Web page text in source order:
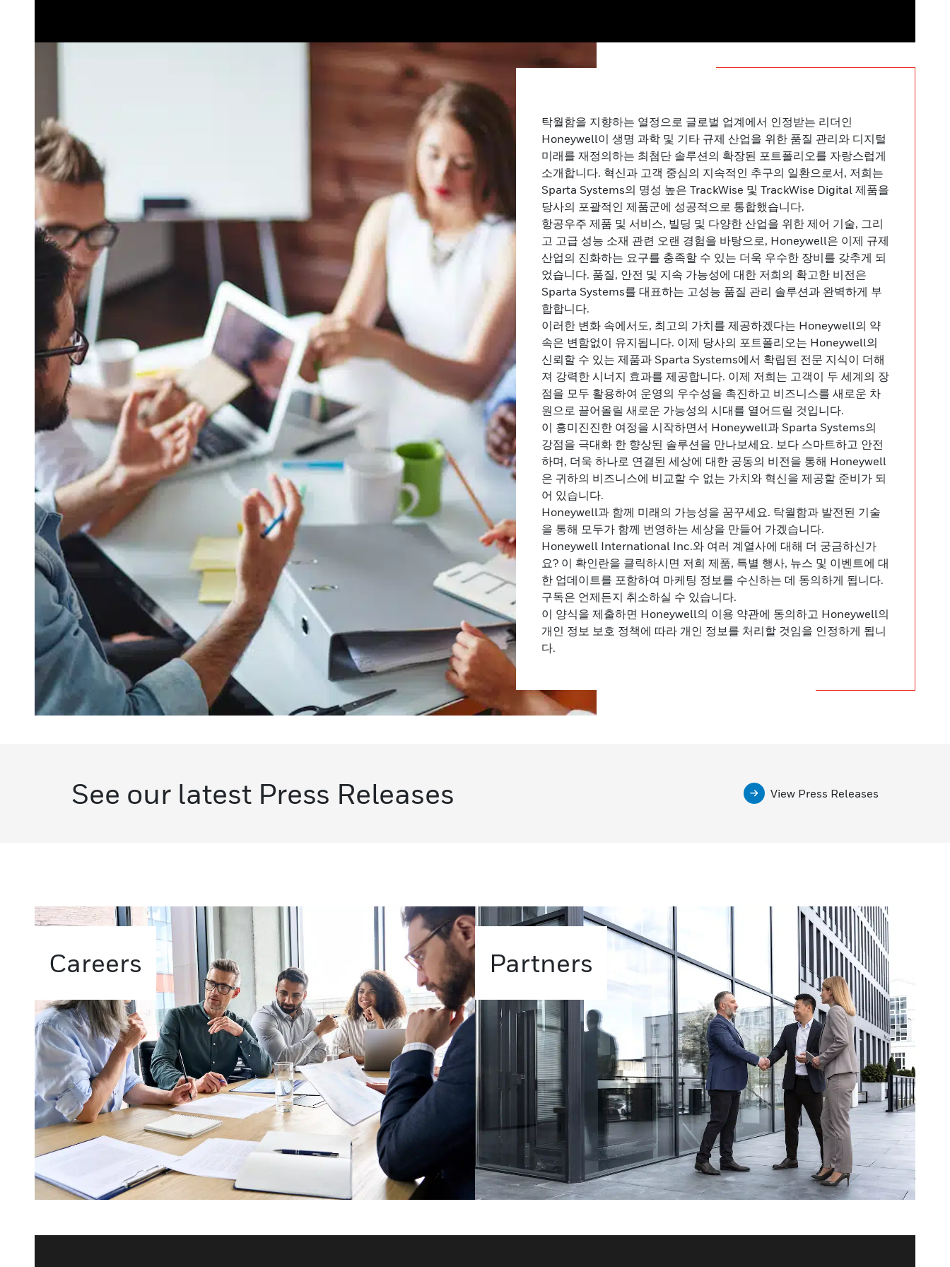
탁월함을 지향하는 열정으로 글로벌 업계에서 인정받는 리더인
Honeywell이 생명 과학 및 기타 규제 산업을 위한 품질 관리와 디지털
미래를 재정의하는 최첨단 솔루션의 확장된 포트폴리오를 자랑스럽게
소개합니다. 혁신과 고객 중심의 지속적인 추구의 일환으로서, 저희는
Sparta Systems의 명성 높은 TrackWise 및 TrackWise Digital 제품을
당사의 포괄적인 제품군에 성공적으로 통합했습니다.
항공우주 제품 및 서비스, 빌딩 및 다양한 산업을 위한 제어 기술, 그리
고 고급 성능 소재 관련 오랜 경험을 바탕으로, Honeywell은 이제 규제
산업의 진화하는 요구를 충족할 수 있는 더욱 우수한 장비를 갖추게 되
었습니다. 품질, 안전 및 지속 가능성에 대한 저희의 확고한 비전은
Sparta Systems를 대표하는 고성능 품질 관리 솔루션과 완벽하게 부
합합니다.
이러한 변화 속에서도, 최고의 가치를 제공하겠다는 Honeywell의 약
속은 변함없이 유지됩니다. 이제 당사의 포트폴리오는 Honeywell의
신뢰할 수 있는 제품과 Sparta Systems에서 확립된 전문 지식이 더해
져 강력한 시너지 효과를 제공합니다. 이제 저희는 고객이 두 세계의 장
점을 모두 활용하여 운영의 우수성을 촉진하고 비즈니스를 새로운 차
원으로 끌어올릴 새로운 가능성의 시대를 열어드릴 것입니다.
이 흥미진진한 여정을 시작하면서 Honeywell과 Sparta Systems의
강점을 극대화 한 향상된 솔루션을 만나보세요. 보다 스마트하고 안전
하며, 더욱 하나로 연결된 세상에 대한 공동의 비전을 통해 Honeywell
은 귀하의 비즈니스에 비교할 수 없는 가치와 혁신을 제공할 준비가 되
어 있습니다.
Honeywell과 함께 미래의 가능성을 꿈꾸세요. 탁월함과 발전된 기술
을 통해 모두가 함께 번영하는 세상을 만들어 가겠습니다.
Honeywell International Inc.와 여러 계열사에 대해 더 궁금하신가
요? 이 확인란을 클릭하시면 저희 제품, 특별 행사, 뉴스 및 이벤트에 대
한 업데이트를 포함하여 마케팅 정보를 수신하는 데 동의하게 됩니다.
구독은 언제든지 취소하실 수 있습니다.
이 양식을 제출하면 Honeywell의 이용 약관에 동의하고 Honeywell의
개인 정보 보호 정책에 따라 개인 정보를 처리할 것임을 인정하게 됩니
다.
See our latest Press Releases View Press Releases
Careers Partners